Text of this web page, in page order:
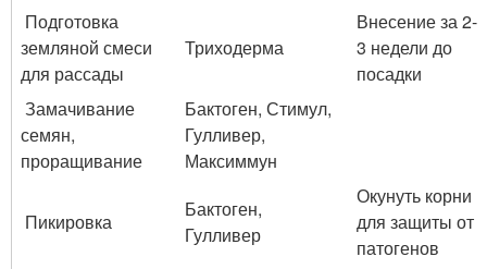
Подготовка
земляной смеси
для рассады
Триходерма
Внесение за 2-
3 недели до
посадки
Замачивание
семян,
проращивание
Бактоген, Стимул,
Гулливер,
Максиммун
Пикировка
Бактоген,
Гулливер
Окунуть корни
для защиты от
патогенов